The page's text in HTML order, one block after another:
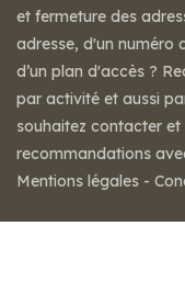
et fermeture des
adresse, d'un numéro
d’un plan d'accès ?
par activité et aussi
souhaitez contacter
recommandations
Mentions légales -